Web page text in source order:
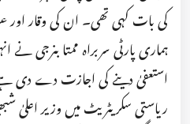
کی بات کہی تھی۔ ان کی وقار اور
ہماری پارٹی سربراہ ممتا بنرجی
استعفیٰ دینے کی اجازت دے دی
ریاستی سکریٹریٹ میں وزیر اعلیٰ